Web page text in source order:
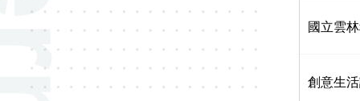
國立雲
創意生